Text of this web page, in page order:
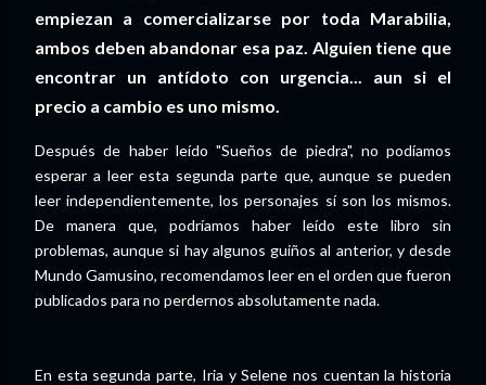
empiezan a comercializarse por toda Marabilia,
ambos deben abandonar esa paz. Alguien tiene que
encontrar un antídoto con urgencia... aun si el
precio a cambio es uno mismo.
Después de haber leído "Sueños de piedra", no podíamos
esperar a leer esta segunda parte que, aunque se pueden
leer independientemente, los personajes sí son los mismos.
De manera que, podríamos haber leído este libro sin
problemas, aunque si hay algunos guiños al anterior, y desde
Mundo Gamusino, recomendamos leer en el orden que fueron
publicados para no perdernos absolutamente nada.
En esta segunda parte, Iria y Selene nos cuentan la historia